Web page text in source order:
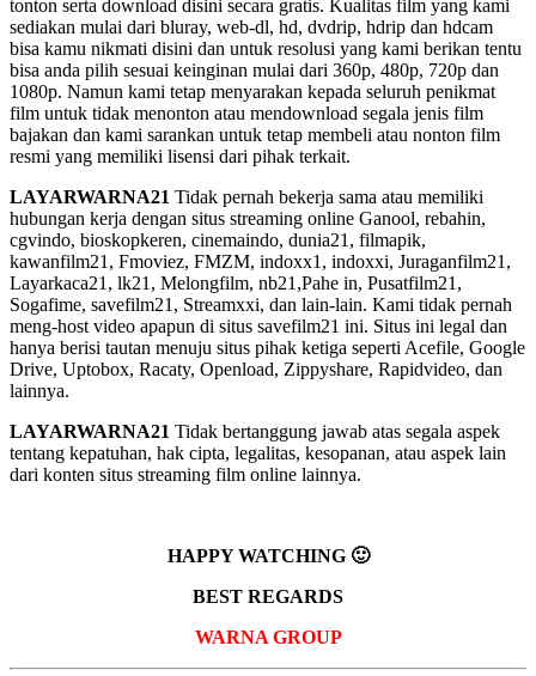
tonton serta download disini secara gratis. Kualitas film yang kami
sediakan mulai dari bluray, web-dl, hd, dvdrip, hdrip dan hdcam
bisa kamu nikmati disini dan untuk resolusi yang kami berikan tentu
bisa anda pilih sesuai keinginan mulai dari 360p, 480p, 720p dan
1080p. Namun kami tetap menyarakan kepada seluruh penikmat
film untuk tidak menonton atau mendownload segala jenis film
bajakan dan kami sarankan untuk tetap membeli atau nonton film
resmi yang memiliki lisensi dari pihak terkait.
LAYARWARNA21 Tidak pernah bekerja sama atau memiliki
hubungan kerja dengan situs streaming online Ganool, rebahin,
cgvindo, bioskopkeren, cinemaindo, dunia21, filmapik,
kawanfilm21, Fmoviez, FMZM, indoxx1, indoxxi, Juraganfilm21,
Layarkaca21, lk21, Melongfilm, nb21,Pahe in, Pusatfilm21,
Sogafime, savefilm21, Streamxxi, dan lain-lain. Kami tidak pernah
meng-host video apapun di situs savefilm21 ini. Situs ini legal dan
hanya berisi tautan menuju situs pihak ketiga seperti Acefile, Google
Drive, Uptobox, Racaty, Openload, Zippyshare, Rapidvideo, dan
lainnya.
LAYARWARNA21 Tidak bertanggung jawab atas segala aspek
tentang kepatuhan, hak cipta, legalitas, kesopanan, atau aspek lain
dari konten situs streaming film online lainnya.
HAPPY WATCHING 🙂
BEST REGARDS
WARNA GROUP